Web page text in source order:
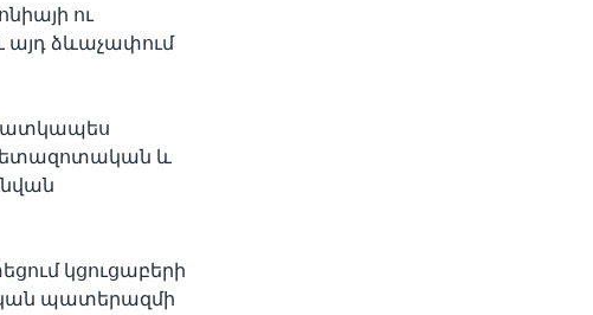
ու
այդ ձևաչափում
և
կցուցաբերի
պատերազմի